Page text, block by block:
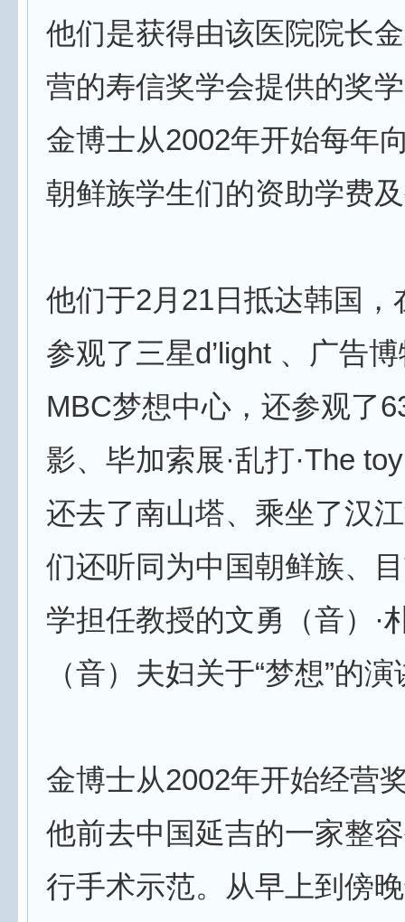
他们是获得由该医院院长
营的寿信奖学会提供的奖
金博士从2002年开始每年
朝鲜族学生们的资助学费
他们于2月21日抵达韩国，
参观了三星d’light 、广告
MBC梦想中心，还参观了
影、毕加索展·乱打·The
还去了南山塔、乘坐了汉
们还听同为中国朝鲜族、
学担任教授的文勇（音）·
（音）夫妇关于“梦想”的
金博士从2002年开始经营
他前去中国延吉的一家整
行手术示范。从早上到傍